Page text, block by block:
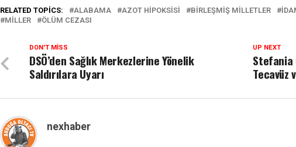
RELATED TOPICS: ALABAMA AZOT HIPOKSISI BIRLEŞMIŞ MILLETLER
MILLER
ÖLÜM CEZASI
UP NEXT
Stefania
Tecavüz
DON'T MISS
DSÖ’den Sağlık Merkezlerine Yönelik
Saldırılara Uyarı
nexhaber